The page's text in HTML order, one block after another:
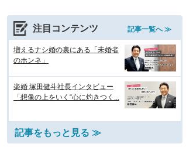
注目コンテンツ 記事一覧へ ≫
増えるナシ婚の裏にある「未婚者
のホンネ」
楽婚 塚田健斗社長インタビュー
「想像の上をいく“心に灼きつく...
記事をもっと見る ≫